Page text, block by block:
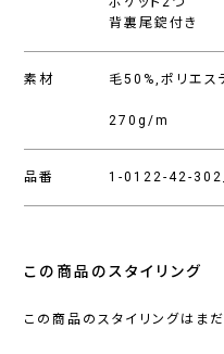
背裏尾錠付き
素材 毛50%,ポリエス
270g/m
品番 1-0122-42-
この商品のスタイリング
この商品のスタイリングはま